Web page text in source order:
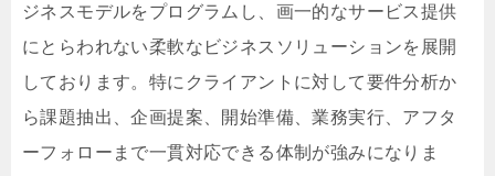
ジネスモデルをプログラムし、画一的なサービス提供
にとらわれない柔軟なビジネスソリューションを展開
しております。特にクライアントに対して要件分析か
ら課題抽出、企画提案、開始準備、業務実行、アフタ
ーフォローまで一貫対応できる体制が強みになりま